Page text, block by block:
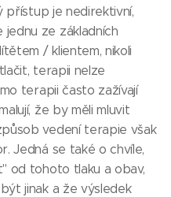
přístup je nedirektivní,
ze základních
/ klientem, nikoli
terapii nelze
terapii často zažívají
že by měli mluvit
vedení terapie však
Jedná se také o chvíle,
od tohoto tlaku a obav,
jinak a že výsledek